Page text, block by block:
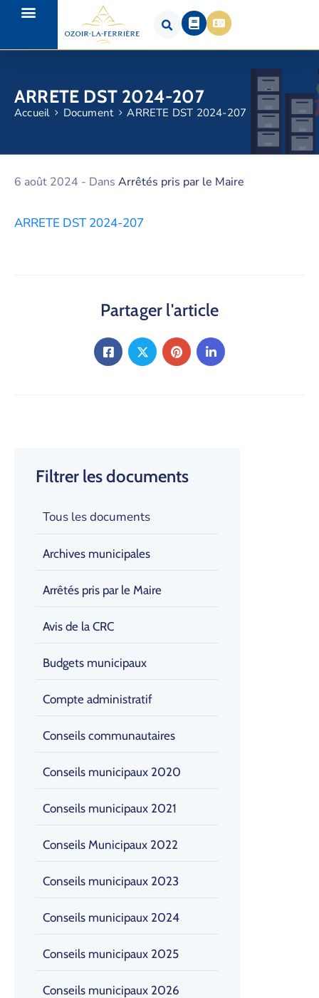
ARRETE DST 2024-207
Accueil Document ARRETE DST 2024-207
Filtrer les documents
Tous les documents
Archives municipales
Arrêtés pris par le Maire
Avis de la CRC
Budgets municipaux
Compte administratif
Conseils communautaires
Conseils municipaux 2020
Conseils municipaux 2021
Conseils Municipaux 2022
Conseils municipaux 2023
Conseils municipaux 2024
Conseils municipaux 2025
Conseils municipaux 2026
6 août 2024 - Dans Arrêtés pris par le Maire
ARRETE DST 2024-207
Partager l'article